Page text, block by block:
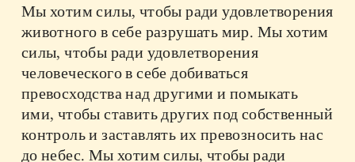
Мы хотим силы, чтобы ради удовлетворения
животного в себе разрушать мир. Мы хотим
силы, чтобы ради удовлетворения
человеческого в себе добиваться
превосходства над другими и помыкать
ими, чтобы ставить других под собственный
контроль и заставлять их превозносить нас
до небес. Мы хотим силы, чтобы ради